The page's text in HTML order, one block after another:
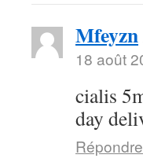
Mfeyzn
18 août
cialis
day
Répondre